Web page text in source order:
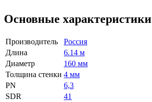
Основные характеристики
Производитель
Россия
Длина
6.14 м
Диаметр
160 мм
Толщина стенки 4 мм
PN
6,3
SDR
41